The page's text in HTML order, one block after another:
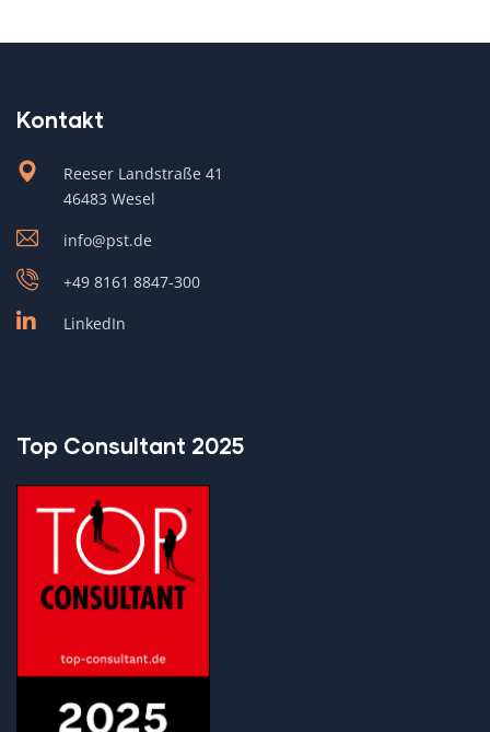
Kontakt
Reeser Landstraße 41
46483 Wesel
info@pst.de
+49 8161 8847-300
LinkedIn
Top Consultant 2025